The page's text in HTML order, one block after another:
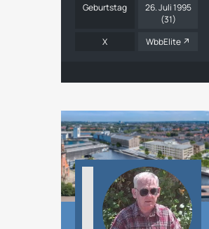
Geburtstag
26. Juli 1995
(31)
X
WbbElite